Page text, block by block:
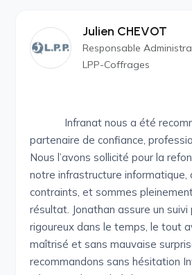
Julien CHEVOT
Responsable
LPP-Coffrages
Infranat nous a été
partenaire de confiance,
Nous l’avons sollicité pour la
notre infrastructure informatique,
contraints, et sommes
résultat. Jonathan assure un
rigoureux dans le temps, le tout
maîtrisé et sans mauvaise
recommandons sans hésitation